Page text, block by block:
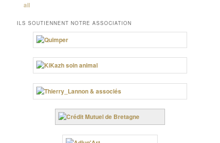
ILS SOUTIENNENT NOTRE ASSOCIATION